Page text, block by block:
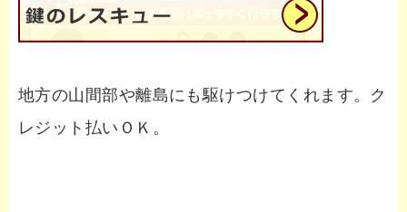
地方の山間部や離島にも駆けつけてくれます。ク
レジット払いＯＫ。